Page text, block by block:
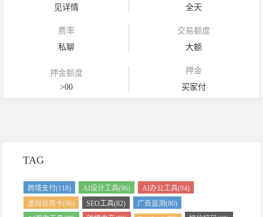
见详情
全天
费率
私聊
交易额度
大额
押金额度
>00
押金
买家付
TAG
跨境支付(118) AI设计工具(96)
AI办公工具(94)
虚拟信用卡(86)
SEO工具(82)
广告监测(80)